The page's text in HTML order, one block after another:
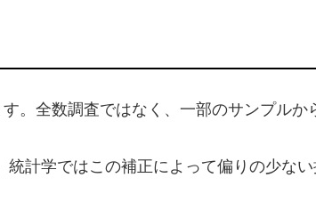
。全数調査ではなく、一部のサンプルか
統計学ではこの補正によって偏りの少な